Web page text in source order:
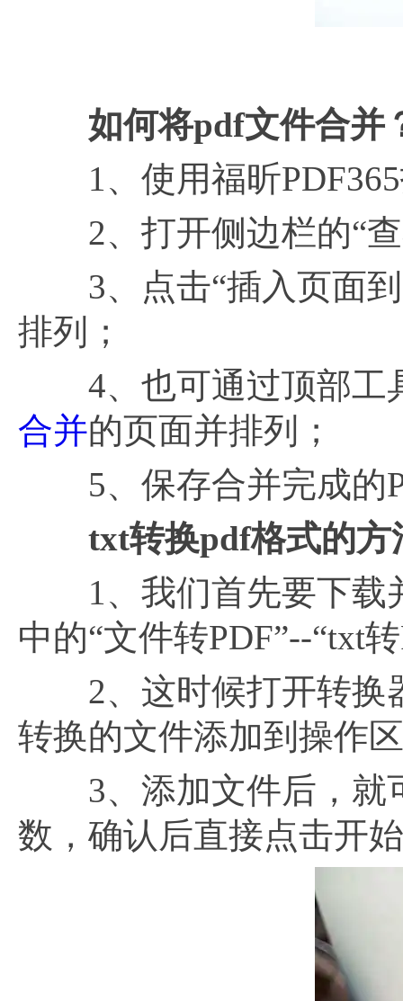
如何将pdf文件合并
1、使用福昕PDF365
2、打开侧边栏的“查
3、点击“插入页面到
排列；
4、也可通过顶部工
合并的页面并排列；
5、保存合并完成的
txt转换pdf格式的方
1、我们首先要下载并
中的“文件转PDF”--“txt
2、这时候打开转换
转换的文件添加到操作
3、添加文件后，就
数，确认后直接点击开